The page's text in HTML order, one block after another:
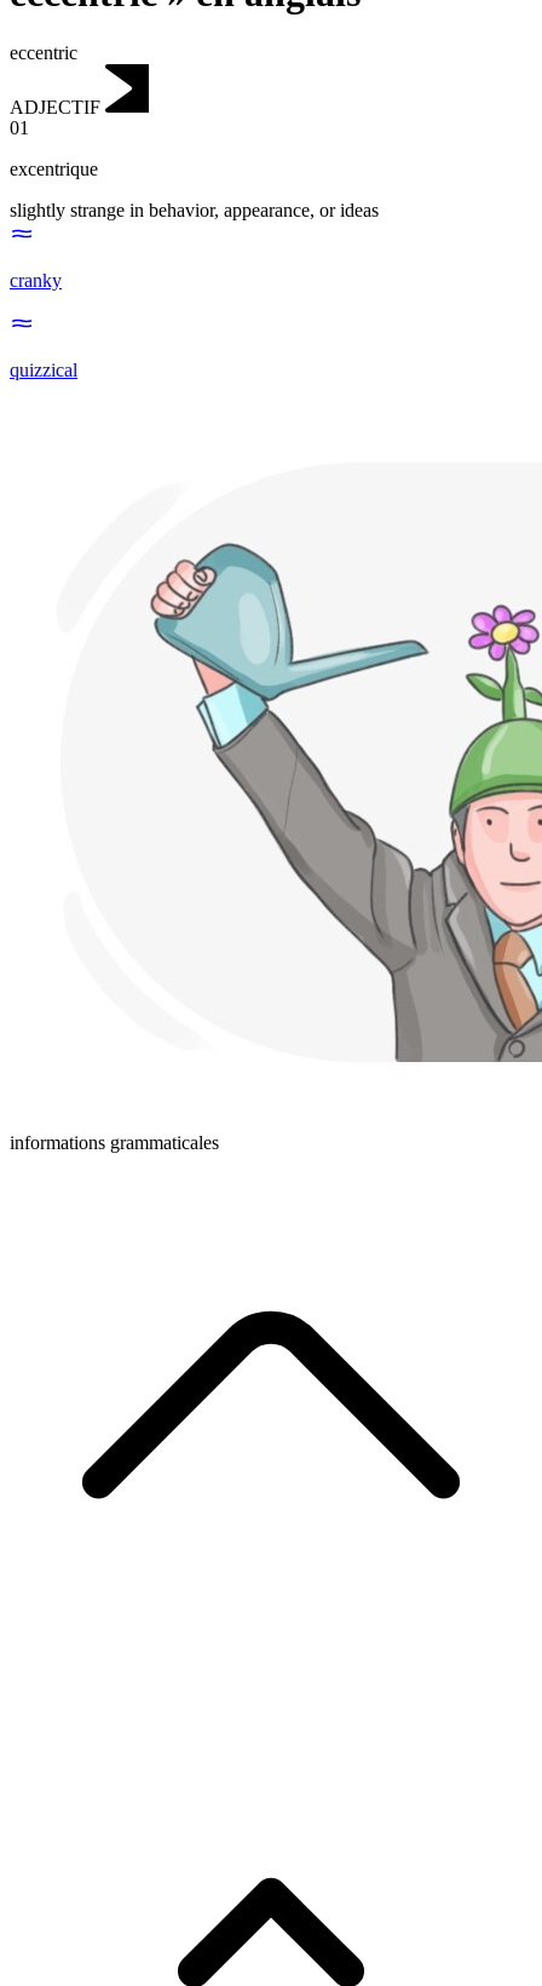
eccentric
ADJECTIF
01
excentrique
slightly strange in behavior, appearance, or ideas
cranky
quizzical
informations grammaticales